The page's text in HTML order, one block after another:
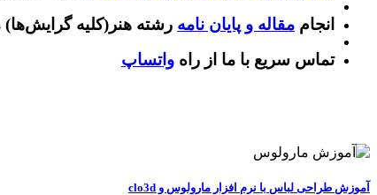
انجام مقاله و پایان نامه رشته هنر(کلیه
تماس سریع با ما از راه واتساپ
آموزش طراحی لباس با نرم افزار مارولوس و clo3d